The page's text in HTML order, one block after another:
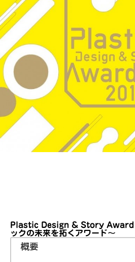
Plastic Design & Story Award
ックの未来を拓くアワード～
概要